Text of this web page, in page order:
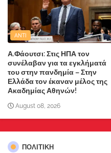
ANTI
Α.Φάουτσι: Στις ΗΠΑ τον
συνέλαβαν για τα εγκλήματά
του στην πανδημία – Στην
Ελλάδα τον έκαναν μέλος της
Ακαδημίας Αθηνών!
August 08, 2026
ΠΟΛΙΤΙΚΗ